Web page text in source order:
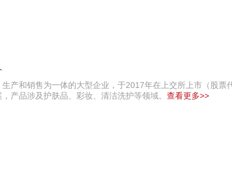
产和销售为一体的大型企业，于2017年在上交所上市（股票
产品涉及护肤品、彩妆、清洁洗护等领域。 查看更多>>